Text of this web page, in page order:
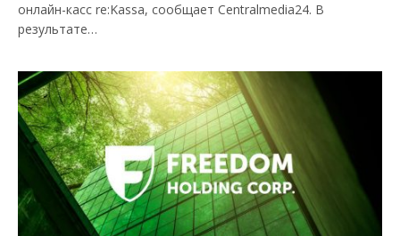
онлайн-касс re:Kassa, сообщает Centralmedia24. В
результате…